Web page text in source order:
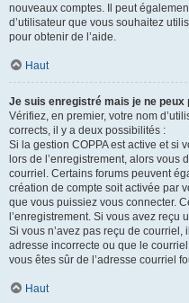
nouveaux comptes. Il peut
d’utilisateur que vous souhaitez
pour obtenir de l’aide.
Haut
Je suis enregistré mais je ne peux
Vérifiez, en premier, votre nom
corrects, il y a deux possibilités :
Si la gestion COPPA est active et si
lors de l’enregistrement, alors vous
courriel. Certains forums peuvent
création de compte soit activée par
que vous puissiez vous connecter.
l’enregistrement. Si vous avez reçu
Si vous n’avez pas reçu de
adresse incorrecte ou que le
vous êtes sûr de l’adresse courriel
Haut